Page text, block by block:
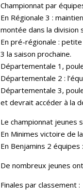
Championnat par
En Régionale 3 :
montée dans la division
En pré-régionale :
3 la saison prochaine.
Départementale 1,
Départementale 2 :
Départementale 3,
et devrait accéder à la
Le championnat jeunes
En Minimes victoire de
En Benjamins 2
De nombreux jeunes
Finales par classement :